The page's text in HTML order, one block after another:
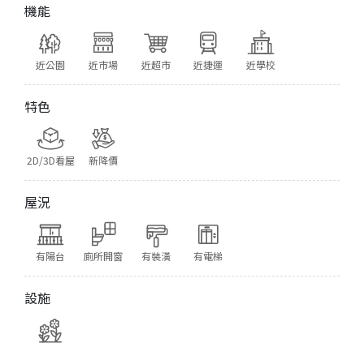
機能
近公園 近市場 近超市 近捷運 近學校
特色
2D/3D看屋 新降價
屋況
有陽台 廁所開窗 有裝潢 有電梯
設施